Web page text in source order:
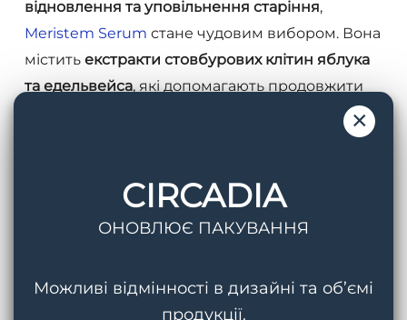
відновлення та уповільнення старіння,
Meristem Serum стане чудовим вибором. Вона
містить екстракти стовбурових клітин яблука
та едельвейса, які допомагають продовжити
життєвий цикл клітин і зберегти молодість
Ця сироватка не просто бореться зі
зморшками, а й зміцнює шкірний бар’єр,
захищаючи від зовнішніх агресорів.
Nighttime Repair– Ретинолова
×
CIRCADIA
ОНОВЛЮЄ ПАКУВАННЯ
Можливі відмінності в дизайні та об’ємі
продукції.